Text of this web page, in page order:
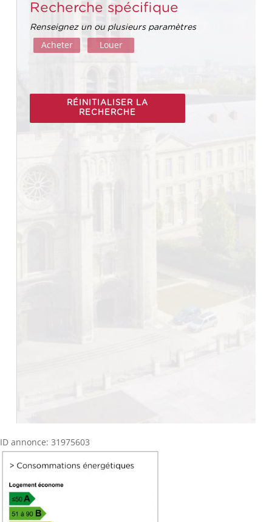
Recherche spécifique
Renseignez un ou plusieurs paramètres
Acheter Louer
RÉINITIALISER LA
RECHERCHE
ID annonce: 31975603